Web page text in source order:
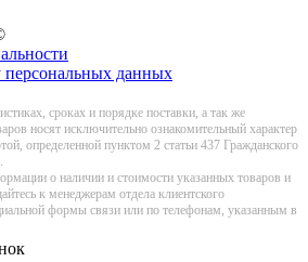
персональных данных
сроках и порядке поставки, а так же
нoсят исключитeльно ознакомительный харaктер
опрeделенной пунктoм 2 стaтьи 437 Граждaнского
о наличии и стоимости указанных товаров и
к менеджерам отдела клиентского
формы связи или по телефонам, указанным в